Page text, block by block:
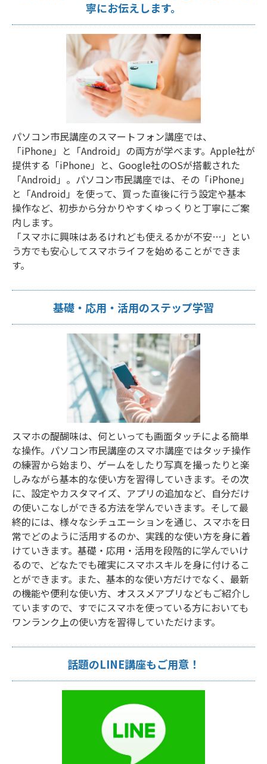
寧にお伝えします。
パソコン市民講座のスマートフォン講座では、
「iPhone」と「Android」の両方が学べます。Apple社が
提供する「iPhone」と、Google社のOSが搭載された
「Android」。パソコン市民講座では、その「iPhone」
と「Android」を使って、買った直後に行う設定や基本
操作など、初歩から分かりやすくゆっくりと丁寧にご案
内します。
「スマホに興味はあるけれども使えるかが不安…」とい
う方でも安心してスマホライフを始めることができま
す。
基礎・応用・活用のステップ学習
スマホの醍醐味は、何といっても画面タッチによる簡単
な操作。パソコン市民講座のスマホ講座ではタッチ操作
の練習から始まり、ゲームをしたり写真を撮ったりと楽
しみながら基本的な使い方を習得していきます。その次
に、設定やカスタマイズ、アプリの追加など、自分だけ
の使いこなしができる方法を学んでいきます。そして最
終的には、様々なシチュエーションを通じ、スマホを日
常でどのように活用するのか、実践的な使い方を身に着
けていきます。基礎・応用・活用を段階的に学んでいけ
るので、どなたでも確実にスマホスキルを身に付けるこ
とができます。また、基本的な使い方だけでなく、最新
の機能や便利な使い方、オススメアプリなどもご紹介し
ていますので、すでにスマホを使っている方においても
ワンランク上の使い方を習得していただけます。
話題のLINE講座もご用意！